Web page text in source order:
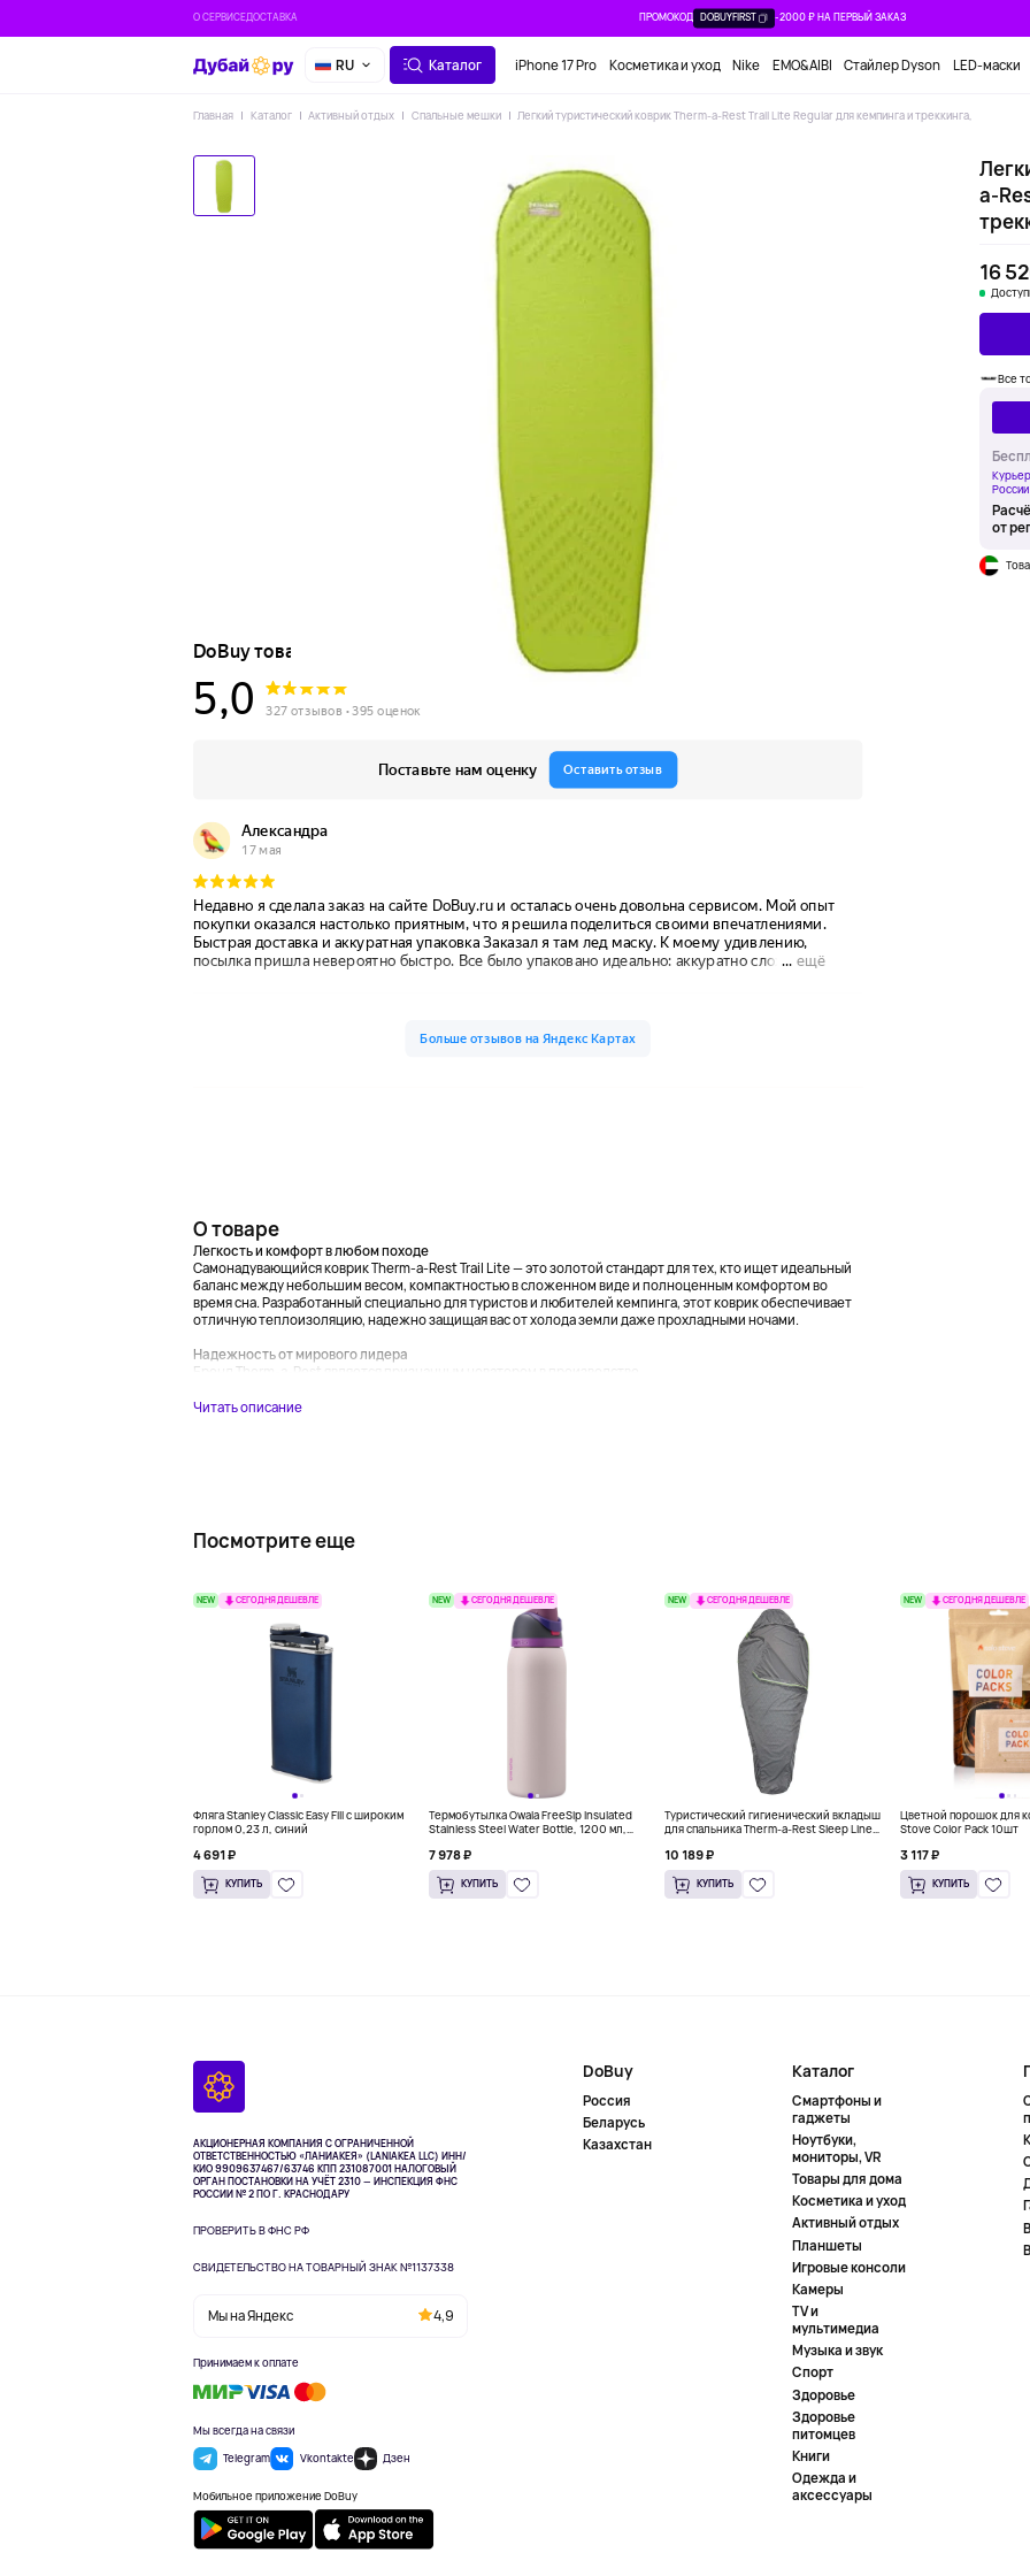
О СЕРВИСЕДОСТАВКА ПРОМОКОД DOBUYFIRST -2000 ₽ НА ПЕРВЫЙ ЗАКАЗ
RU Каталог iPhone 17 Pro Косметика и уход Nike EMO&AIBI Стайлер Dyson LED-маски
Главная Каталог Активный отдых Спальные мешки Легкий туристический коврик Therm-a-Rest Trail Lite Regular для кемпинга и треккинга,
a-
16
Все
России
от
О товаре
Легкость и комфорт в любом походе
Самонадувающийся коврик Therm-a-Rest Trail Lite — это золотой стандарт для тех, кто ищет идеальный
баланс между небольшим весом, компактностью в сложенном виде и полноценным комфортом во
время сна. Разработанный специально для туристов и любителей кемпинга, этот коврик обеспечивает
отличную теплоизоляцию, надежно защищая вас от холода земли даже прохладными ночами.
Надежность от мирового лидера
Бренд Therm-a-Rest является признанным новатором в производстве...
Читать описание
Посмотрите еще
NEW СЕГОДНЯ ДЕШЕВЛЕ
Фляга Stanley Classic Easy Fill с широким
горлом 0,23 л, синий
4 691 ₽
КУПИТЬ
NEW СЕГОДНЯ ДЕШЕВЛЕ
Термобутылка Owala FreeSip Insulated
Stainless Steel Water Bottle, 1200 мл,
7 978 ₽
КУПИТЬ
NEW СЕГОДНЯ ДЕШЕВЛЕ
Туристический гигиенический вкладыш
для спальника Therm-a-Rest Sleep Liner,
10 189 ₽
КУПИТЬ
NEW СЕГОДНЯ ДЕШЕВЛЕ
Цветной порошок для
Stove Color Pack 10шт
3 117 ₽
КУПИТЬ
АКЦИОНЕРНАЯ КОМПАНИЯ С ОГРАНИЧЕННОЙ
ОТВЕТСТВЕННОСТЬЮ «ЛАНИАКЕЯ» (LANIAKEA LLC) ИНН/
КИО 9909637467/63746 КПП 231087001 НАЛОГОВЫЙ
ОРГАН ПОСТАНОВКИ НА УЧЁТ 2310 — ИНСПЕКЦИЯ ФНС
РОССИИ № 2 ПО Г. КРАСНОДАРУ
ПРОВЕРИТЬ В ФНС РФ
СВИДЕТЕЛЬСТВО НА ТОВАРНЫЙ ЗНАК №1137338
Мы на Яндекс 4,9
Принимаем к оплате
Мы всегда на связи
Telegram
Vkontakte Дзен
Мобильное приложение DoBuy
DoBuy
Россия
Беларусь
Казахстан
Каталог
Смартфоны и
гаджеты
Ноутбуки,
мониторы, VR
Товары для дома
Косметика и уход
Активный отдых
Планшеты
Игровые консоли
Камеры
TV и
мультимедиа
Музыка и звук
Спорт
Здоровье
Здоровье
питомцев
Книги
Одежда и
аксессуары